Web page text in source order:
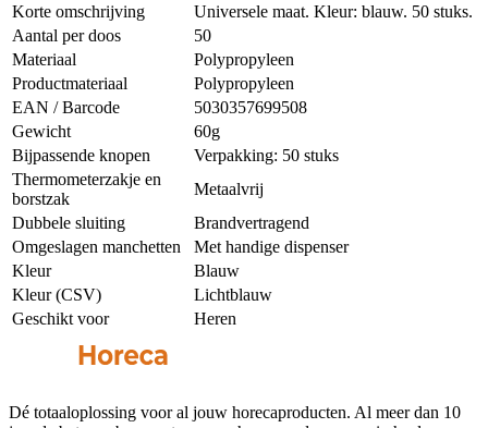
Korte omschrijving
Universele maat. Kleur: blauw. 50 stuks.
Aantal per doos
50
Materiaal
Polypropyleen
Productmateriaal
Polypropyleen
EAN / Barcode
5030357699508
Gewicht
60g
Bijpassende knopen
Verpakking: 50 stuks
Thermometerzakje en
borstzak
Metaalvrij
Dubbele sluiting
Brandvertragend
Omgeslagen manchetten
Met handige dispenser
Kleur
Blauw
Kleur (CSV)
Lichtblauw
Geschikt voor
Heren
Dé totaaloplossing voor al jouw horecaproducten. Al meer dan 10